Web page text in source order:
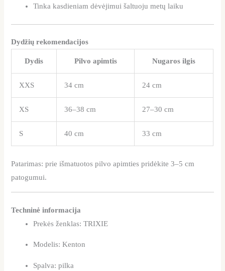
Tinka kasdieniam dėvėjimui šaltuoju metų laiku
Dydžių rekomendacijos
Dydis Pilvo apimtis Nugaros ilgis
XXS 34 cm 24 cm
XS 36–38 cm 27–30 cm
S 40 cm 33 cm
Patarimas: prie išmatuotos pilvo apimties pridėkite 3–5 cm
patogumui.
Techninė informacija
Prekės ženklas: TRIXIE
Modelis: Kenton
Spalva: pilka